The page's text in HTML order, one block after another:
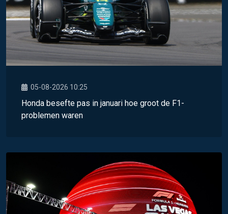
05-08-2026 10:25
Honda besefte pas in januari hoe groot de F1-
problemen waren